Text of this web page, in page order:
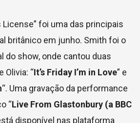
License” foi uma das principais
britânico em junho. Smith foi o
do show, onde cantou duas
Olivia: “It’s Friday I’m in Love” e
“. Uma gravação da performance
“Live From Glastonbury (a BBC
disponível nas plataforma